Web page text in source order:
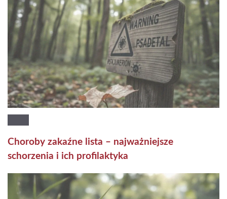
Choroby zakaźne lista – najważniejsze
schorzenia i ich profilaktyka